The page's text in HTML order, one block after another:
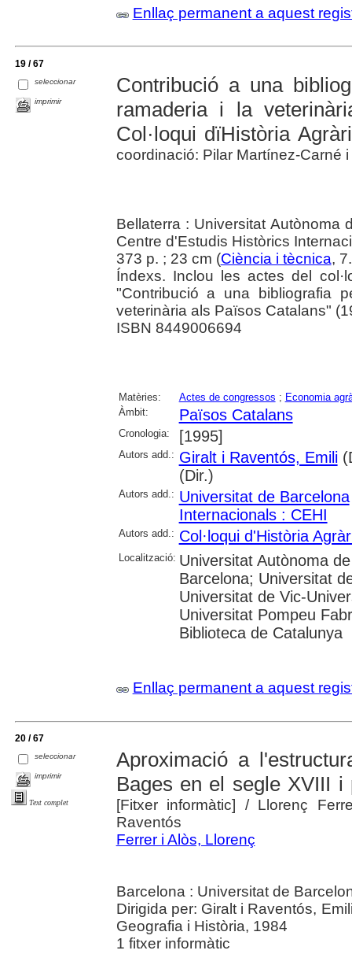
Enllaç permanent a aquest
19 / 67
seleccionar
imprimir
Contribució a una
ramaderia i la
Col·loqui dïHistòria
coordinació: Pilar Martínez-Carné
Bellaterra : Universitat Autònoma
Centre d'Estudis Històrics
373 p. ; 23 cm (Ciència i tècnica,
Índexs. Inclou les actes del
"Contribució a una bibliografia
veterinària als Països Catalans"
ISBN 8449006694
Matèries: Actes de congressos ; Economia
Àmbit:
Països Catalans
Cronologia: [1995]
Autors add.: Giralt i Raventós, Emili
(Dir.)
Autors add.: Universitat de Barcelona
Internacionals : CEHI
Autors add.: Col·loqui d'Història
Localització: Universitat Autònoma
Barcelona; Universitat
Universitat de Vic-
Universitat Pompeu
Biblioteca de Catalunya
Enllaç permanent a aquest
20 / 67
seleccionar
imprimir
Text complet
Aproximació a
Bages en el segle XVIII
[Fitxer informàtic] / Llorenç
Raventós
Ferrer i Alòs, Llorenç
Barcelona : Universitat de
Dirigida per: Giralt i Raventós,
Geografia i Història, 1984
1 fitxer informàtic